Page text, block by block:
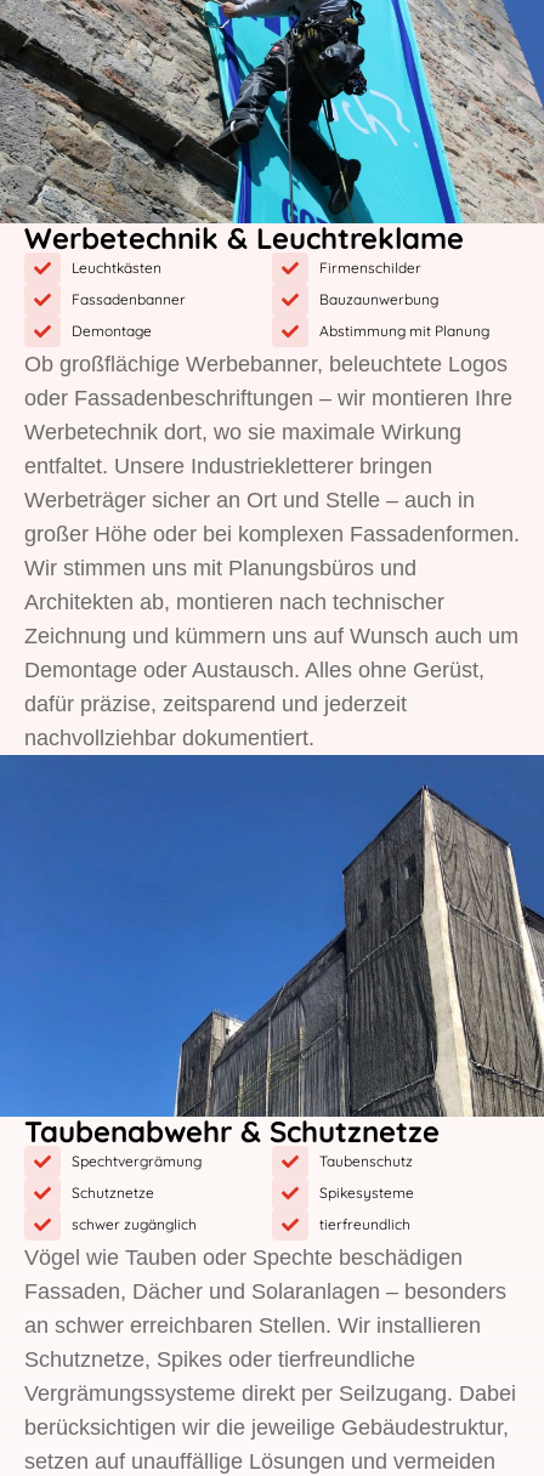
Werbetechnik & Leuchtreklame
Leuchtkästen
Firmenschilder
Fassadenbanner
Bauzaunwerbung
Demontage
Abstimmung mit Planung
Ob großflächige Werbebanner, beleuchtete Logos
oder Fassadenbeschriftungen – wir montieren Ihre
Werbetechnik dort, wo sie maximale Wirkung
entfaltet. Unsere Industriekletterer bringen
Werbeträger sicher an Ort und Stelle – auch in
großer Höhe oder bei komplexen Fassadenformen.
Wir stimmen uns mit Planungsbüros und
Architekten ab, montieren nach technischer
Zeichnung und kümmern uns auf Wunsch auch um
Demontage oder Austausch. Alles ohne Gerüst,
dafür präzise, zeitsparend und jederzeit
nachvollziehbar dokumentiert.
Taubenabwehr & Schutznetze
Spechtvergrämung
Taubenschutz
Schutznetze
Spikesysteme
schwer zugänglich
tierfreundlich
Vögel wie Tauben oder Spechte beschädigen
Fassaden, Dächer und Solaranlagen – besonders
an schwer erreichbaren Stellen. Wir installieren
Schutznetze, Spikes oder tierfreundliche
Vergrämungssysteme direkt per Seilzugang. Dabei
berücksichtigen wir die jeweilige Gebäudestruktur,
setzen auf unauffällige Lösungen und vermeiden